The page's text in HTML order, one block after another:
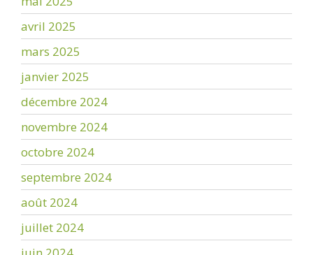
avril 2025
mars 2025
janvier 2025
décembre 2024
novembre 2024
octobre 2024
septembre 2024
août 2024
juillet 2024